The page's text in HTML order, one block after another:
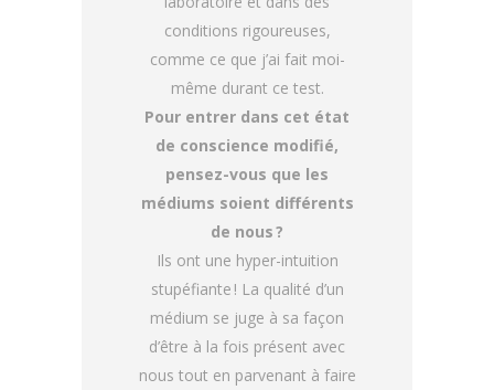
conditions rigoureuses,
comme ce que j’ai fait moi-
même durant ce test.
Pour entrer dans cet état
de conscience modifié,
pensez-vous que les
médiums soient différents
de nous ?
Ils ont une hyper-intuition
stupéfiante ! La qualité d’un
médium se juge à sa façon
d’être à la fois présent avec
nous tout en parvenant à faire